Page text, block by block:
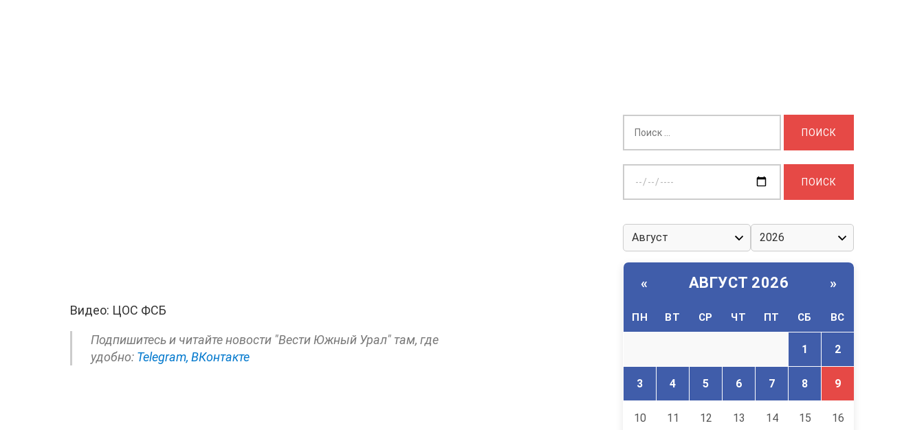
Видео: ЦОС ФСБ
Подпишитесь и читайте новости "Вести Южный Урал" там, где
удобно: Telegram, ВКонтакте
дату:
« АВГУСТ 2026 »
ПН ВТ СР ЧТ ПТ СБ ВС
1 2
3 4 5 6 7 8 9
10 11 12 13 14 15 16